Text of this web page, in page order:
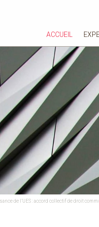
ACCUEIL
de l’UES : accord collectif de droit